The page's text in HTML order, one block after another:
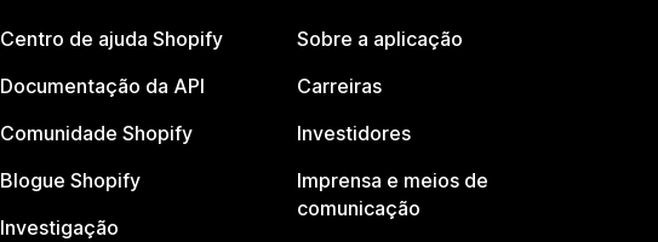
Centro de ajuda Shopify
Documentação da API
Comunidade Shopify
Blogue Shopify
Investigação
Sobre a aplicação
Carreiras
Investidores
Imprensa e meios de
comunicação